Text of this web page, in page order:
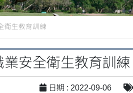
衛生教育訓練
安全衛生教育訓練
日期 : 2022-09-06